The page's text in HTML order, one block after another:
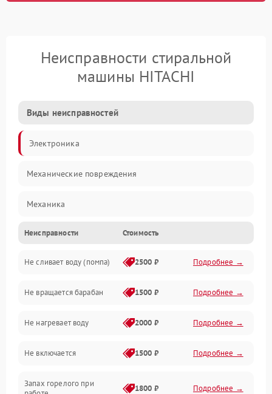
Неисправности стиральной
машины HITACHI
Виды неисправностей
Электроника
Механические повреждения
Механика
Электропитание
Водоснабжение
Слив
Программное обеспечение
Неисправности Стоимость
Не сливает воду (помпа) 2500 ₽ Подробнее →
Не вращается барабан 1500 ₽ Подробнее →
Не нагревает воду 2000 ₽ Подробнее →
Не включается 1500 ₽ Подробнее →
Запах горелого при
1800 ₽ Подробнее →